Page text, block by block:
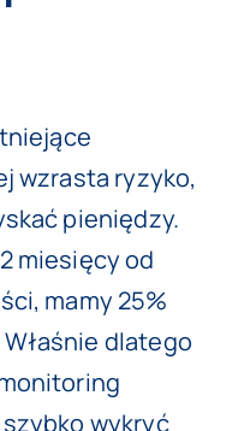
wzrasta ryzyko,
pieniędzy.
miesięcy od
mamy 25%
dlatego
wykryć